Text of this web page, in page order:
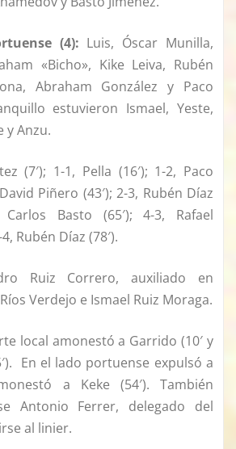
(4): Luis, Óscar Munilla,
«Bicho», Kike Leiva, Rubén
Abraham González y Paco
estuvieron Ismael, Yeste,
y Anzu.
(7′); 1-1, Pella (16′); 1-2, Paco
Piñero (43′); 2-3, Rubén Díaz
Carlos Basto (65′); 4-3, Rafael
Rubén Díaz (78′).
Ruiz Correro, auxiliado en
Verdejo e Ismael Ruiz Moraga.
local amonestó a Garrido (10′ y
En el lado portuense expulsó a
a Keke (54′). También
Antonio Ferrer, delegado del
al linier.